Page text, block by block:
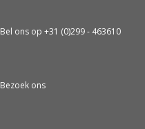
Bel ons op +31 (0)299 - 463610
Bezoek ons